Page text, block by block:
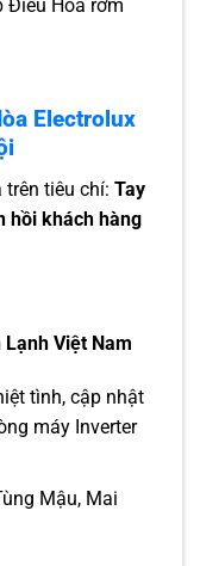
Electrolux
tiêu chí: Tay
hồi khách hàng
Lạnh Việt Nam
tình, cập nhật
máy Inverter
Mậu, Mai